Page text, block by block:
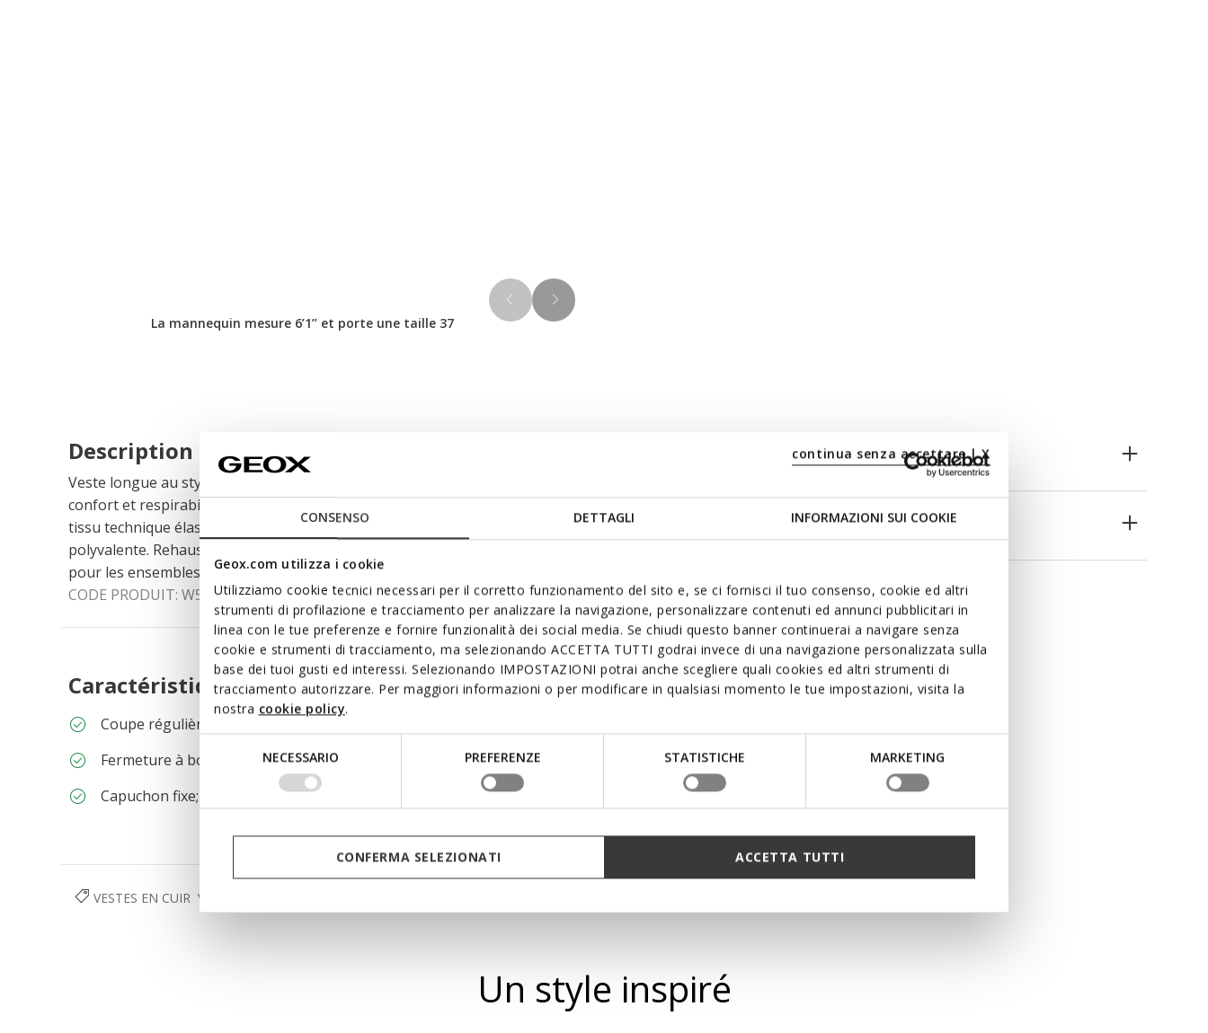
CONSENSO DETTAGLI INFORMAZIONI SUI COOKIE
Geox.com utilizza i cookie
Utilizziamo cookie tecnici necessari per il corretto funzionamento del sito e, se ci fornisci il tuo consenso, cookie ed altri
strumenti di profilazione e tracciamento per analizzare la navigazione, personalizzare contenuti ed annunci pubblicitari in
linea con le tue preferenze e fornire funzionalità dei social media. Se chiudi questo banner continuerai a navigare senza
cookie e strumenti di tracciamento, ma selezionando ACCETTA TUTTI godrai invece di una navigazione personalizzata sulla
base dei tuoi gusti ed interessi. Selezionando IMPOSTAZIONI potrai anche scegliere quali cookies ed altri strumenti di
tracciamento autorizzare. Per maggiori informazioni o per modificare in qualsiasi momento le tue impostazioni, visita la
nostra cookie policy.
del
NECESSARIO PREFERENZE STATISTICHE MARKETING
continua senza accettare | X
CONFERMA SELEZIONATI ACCETTA TUTTI
La mannequin mesure 6’1’’ et porte une taille 37
Description
Veste longue au style contemporain et au design minimaliste, qui offre
confort et respirabilité. Déperlant et coupe-vent, ce modèle est fabriqué en
tissu technique élastique et doux. Il est proposé ici dans une variante bleu nuit
polyvalente. Rehaussé par des poches plaquées, le modèle Floretia est idéal
pour les ensembles printaniers.
CODE PRODUIT: W5520ZT3046F1624
Caractéristiques
Coupe régulière : coupe confortable qui s’adapte au corps
Fermeture à boutons à pression
Capuchon fixe; 2 poches extérieures; 1 poche intérieure
Matériaux
Technologies
VESTES EN CUIR VÊTEMENTS
Un style inspiré